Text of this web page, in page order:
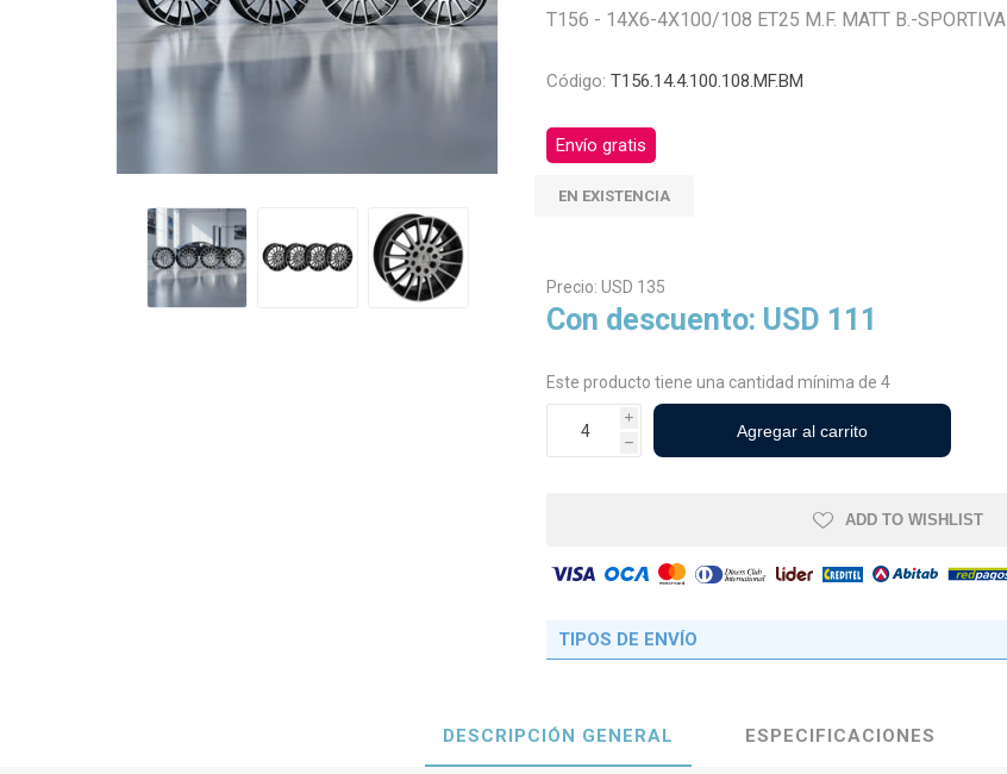
Neumáticos Agrícolas
T156 - 14X6-4X100/108 ET25 M.F. MATT B.-SPORTIVA
Código: T156.14.4.100.108.MF.BM
Envío gratis
EN EXISTENCIA
Precio: USD 135
Con descuento: USD 111
Este producto tiene una cantidad mínima de 4
i
h
ADD TO WISHLIST
TIPOS DE ENVÍO
DESCRIPCIÓN GENERAL ESPECIFICACIONES